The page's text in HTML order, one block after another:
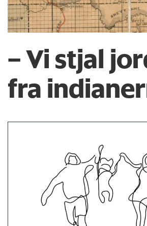
– Vi stjal
fra